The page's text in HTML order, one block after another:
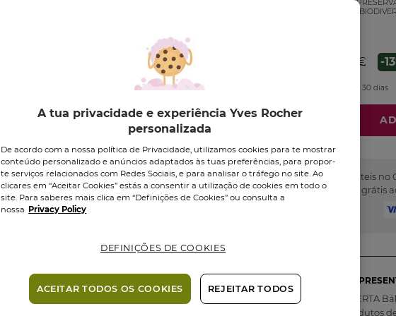
22,95 € -
*Preço mais baixo dos últimos 30 dias
Entrega em 1-2 dias úteis no
úteis nas Ilhas. Portes grátis
UM
OFERTA
produtos
A tua privacidade e experiência Yves Rocher
personalizada
De acordo com a nossa política de Privacidade, utilizamos cookies para te mostrar
conteúdo personalizado e anúncios adaptados às tuas preferências, para propor-
te serviços relacionados com Redes Sociais, e para analisar o tráfego no site. Ao
clicares em “Aceitar Cookies” estás a consentir a utilização de cookies em todo o
site. Para saberes mais clica em “Definições de Cookies” ou consulta a
nossa Privacy Policy
DEFINIÇÕES DE COOKIES
REJEITAR TODOS
ACEITAR TODOS OS COOKIES